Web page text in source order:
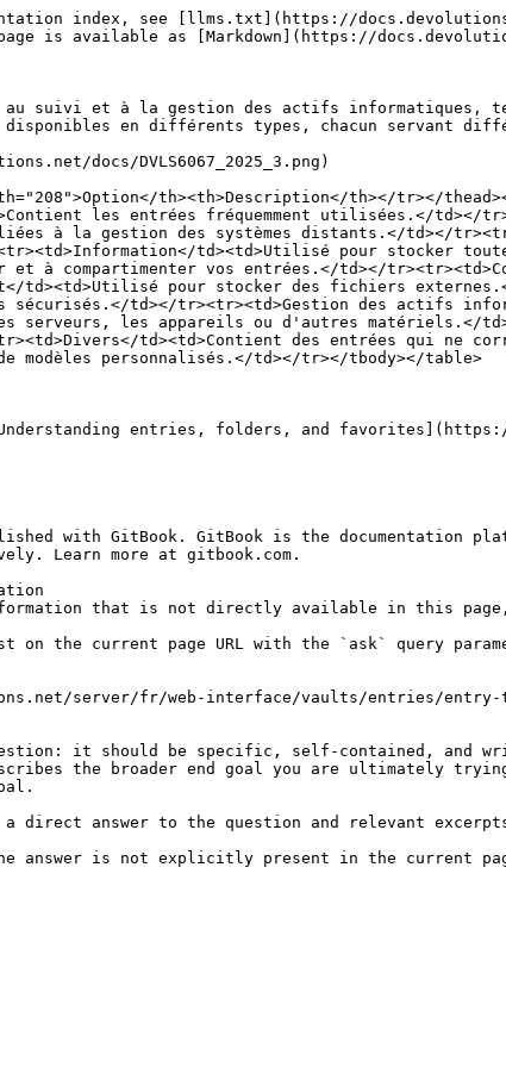
index, see [llms.txt](https://
is available as [Markdown](https://
suivi et à la gestion des actifs informatiques,
en différents types, chacun servant
docs/DVLS6067_2025_3.png)
th><th>Description</th></tr></
les entrées fréquemment utilisées.</td></
liées à la gestion des systèmes distants.</td></
td><td>Utilisé pour stocker
et à compartimenter vos entrées.</td></
td><td>Utilisé pour stocker des fichiers
sécurisés.</td></tr><tr><td>Gestion des actifs
serveurs, les appareils ou d'autres matériels.</
td><td>Contient des entrées qui ne
modèles personnalisés.</td></tr></tbody></table>
entries, folders, and
with GitBook. GitBook is the documentation
Learn more at gitbook.com.
that is not directly available in this page,
on the current page URL with the `ask` query
server/fr/web-interface/vaults/entries/entry-
it should be specific, self-contained, and
the broader end goal you are ultimately
direct answer to the question and relevant
the answer is not explicitly present in the